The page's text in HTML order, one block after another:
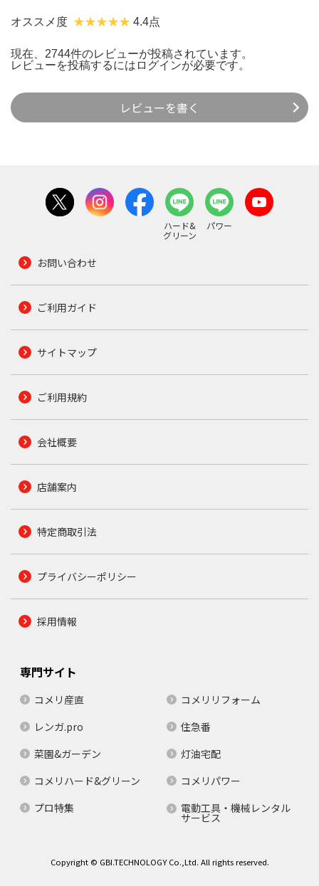
オススメ度 4.4点
現在、2744件のレビューが投稿されています。
レビューを投稿するには ログインが必要です。
レビューを書く
ハード&
グリーン
パワー
お問い合わせ
ご利用ガイド
サイトマップ
ご利用規約
会社概要
店舗案内
特定商取引法
プライバシーポリシー
採用情報
専門サイト
コメリ産直
コメリリフォーム
レンガ.pro
住急番
菜園&ガーデン
灯油宅配
コメリハード&グリーン
コメリパワー
プロ特集
電動工具・機械レンタル
サービス
Copyright © GBI.TECHNOLOGY Co.,Ltd. All rights reserved.